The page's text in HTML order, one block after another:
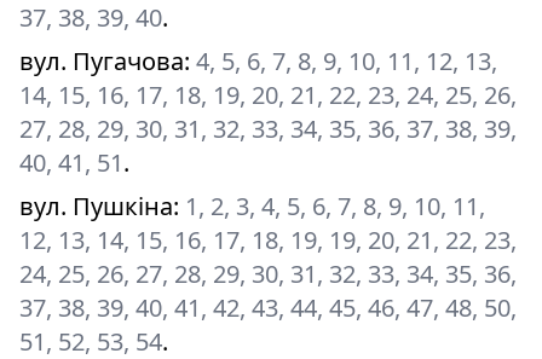
37, 38, 39, 40.
вул. Пугачова: 4, 5, 6, 7, 8, 9, 10, 11, 12, 13,
14, 15, 16, 17, 18, 19, 20, 21, 22, 23, 24, 25, 26,
27, 28, 29, 30, 31, 32, 33, 34, 35, 36, 37, 38, 39,
40, 41, 51.
вул. Пушкіна: 1, 2, 3, 4, 5, 6, 7, 8, 9, 10, 11,
12, 13, 14, 15, 16, 17, 18, 19, 19, 20, 21, 22, 23,
24, 25, 26, 27, 28, 29, 30, 31, 32, 33, 34, 35, 36,
37, 38, 39, 40, 41, 42, 43, 44, 45, 46, 47, 48, 50,
51, 52, 53, 54.